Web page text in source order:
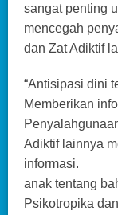
sangat penting
mencegah
dan Zat Adiktif
“Antisipasi
Memberikan
Adiktif lainnya
informasi. (b)
anak tentang
Psikotropika